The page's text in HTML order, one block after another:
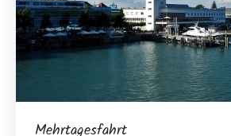
Mehrtagesfahrt